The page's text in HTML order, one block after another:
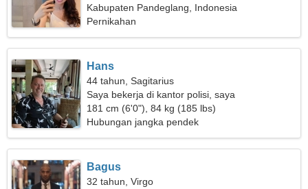
Kabupaten Pandeglang, Indonesia
Pernikahan
Hans
44 tahun, Sagitarius
Saya bekerja di kantor polisi, saya
membutuhkan seorang wanita langsing
181 cm (6'0"), 84 kg (185 lbs)
Hubungan jangka pendek
Bagus
32 tahun, Virgo